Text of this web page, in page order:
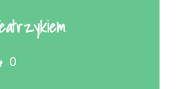
Comments
0